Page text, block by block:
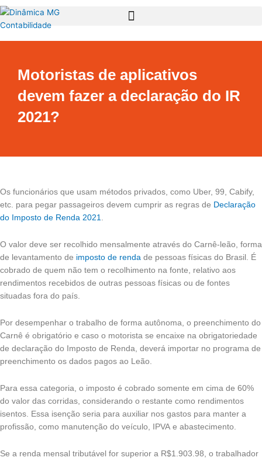
Ir
Motoristas de aplicativos
devem fazer a declaração do IR
2021?
Os funcionários que usam métodos privados, como Uber, 99, Cabify,
etc. para pegar passageiros devem cumprir as regras de Declaração
do Imposto de Renda 2021.
O valor deve ser recolhido mensalmente através do Carnê-leão, forma
de levantamento de imposto de renda de pessoas físicas do Brasil. É
cobrado de quem não tem o recolhimento na fonte, relativo aos
rendimentos recebidos de outras pessoas físicas ou de fontes
situadas fora do país.
Por desempenhar o trabalho de forma autônoma, o preenchimento do
Carnê é obrigatório e caso o motorista se encaixe na obrigatoriedade
de declaração do Imposto de Renda, deverá importar no programa de
preenchimento os dados pagos ao Leão.
Para essa categoria, o imposto é cobrado somente em cima de 60%
do valor das corridas, considerando o restante como rendimentos
isentos. Essa isenção seria para auxiliar nos gastos para manter a
profissão, como manutenção do veículo, IPVA e abastecimento.
Se a renda mensal tributável for superior a R$1.903.98, o trabalhador